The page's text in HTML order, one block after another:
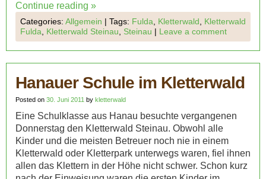
Continue reading »
Categories: Allgemein | Tags: Fulda Kletterwald
Kletterwald
Fulda
Kletterwald Steinau Steinau | Leave a comment
Hanauer Schule im Kletterwald
Posted on 30. Juni 2011 by kletterwald
Eine Schulklasse aus Hanau besuchte vergangenen
Donnerstag den Kletterwald Steinau. Obwohl alle
Kinder und die meisten Betreuer noch nie in einem
Kletterwald oder Kletterpark unterwegs waren, fiel ihnen
allen das Klettern in der Höhe nicht schwer. Schon kurz